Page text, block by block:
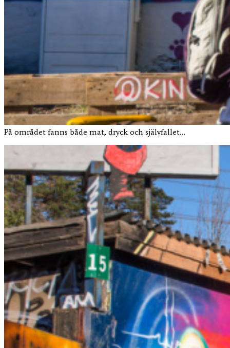
På området fanns både mat, dryck och självfallet…